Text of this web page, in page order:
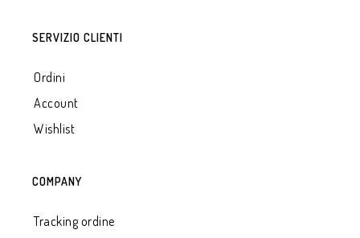
SERVIZIO CLIENTI
Ordini
Account
Wishlist
COMPANY
Tracking ordine